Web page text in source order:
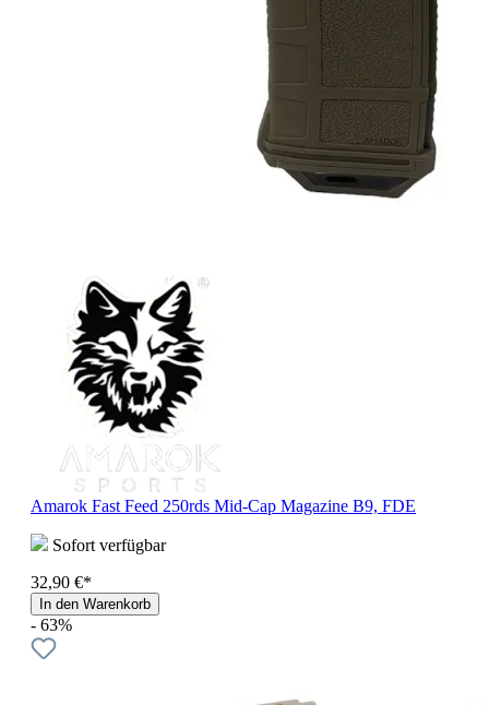
Amarok Fast Feed 250rds Mid-Cap Magazine B9, FDE
Sofort verfügbar
32,90 €*
In den Warenkorb
- 63%